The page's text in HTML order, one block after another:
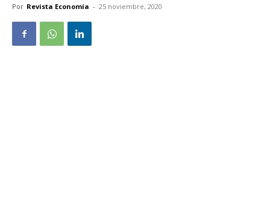
Por Revista Economía - 25 noviembre, 2020